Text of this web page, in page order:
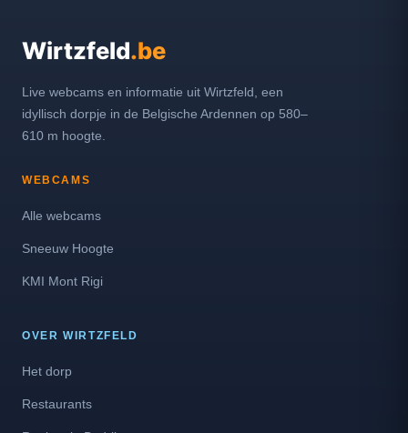
Wirtzfeld.be
Live webcams en informatie uit Wirtzfeld, een
idyllisch dorpje in de Belgische Ardennen op 580–
610 m hoogte.
WEBCAMS
Alle webcams
Sneeuw Hoogte
KMI Mont Rigi
OVER WIRTZFELD
Het dorp
Restaurants